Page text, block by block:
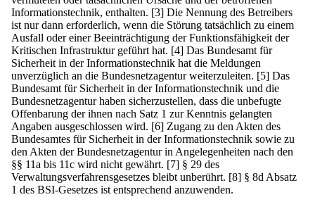
Informationstechnik, enthalten. [3] Die Nennung des Betreibers
ist nur dann erforderlich, wenn die Störung tatsächlich zu einem
Ausfall oder einer Beeinträchtigung der Funktionsfähigkeit der
Kritischen Infrastruktur geführt hat. [4] Das Bundesamt für
Sicherheit in der Informationstechnik hat die Meldungen
unverzüglich an die Bundesnetzagentur weiterzuleiten. [5] Das
Bundesamt für Sicherheit in der Informationstechnik und die
Bundesnetzagentur haben sicherzustellen, dass die unbefugte
Offenbarung der ihnen nach Satz 1 zur Kenntnis gelangten
Angaben ausgeschlossen wird. [6] Zugang zu den Akten des
Bundesamtes für Sicherheit in der Informationstechnik sowie zu
den Akten der Bundesnetzagentur in Angelegenheiten nach den
§§ 11a bis 11c wird nicht gewährt. [7] § 29 des
Verwaltungsverfahrensgesetzes bleibt unberührt. [8] § 8d Absatz
1 des BSI-Gesetzes ist entsprechend anzuwenden.